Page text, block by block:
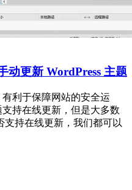
动更新 WordPress 主题
有利于保障网站的安全运
支持在线更新，但是大多数
支持在线更新，我们都可以